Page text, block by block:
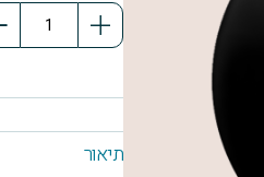
כמות
של
12
מדבקות
תיאור